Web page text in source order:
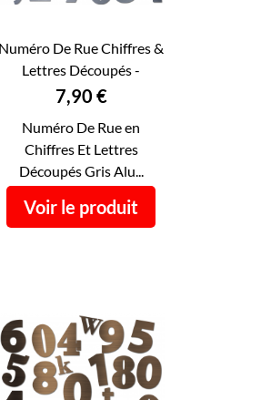
APERÇU RAPIDE
Numéro De Rue Chiffres &
Lettres Découpés -
Numéro De Maison...
Prix
7,90 €
Numéro De Rue en
Chiffres Et Lettres
Découpés Gris Alu...
Voir le produit